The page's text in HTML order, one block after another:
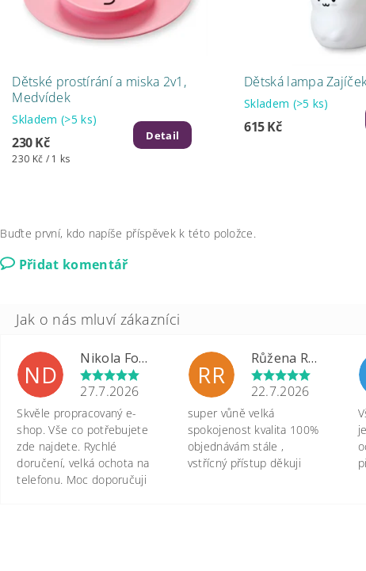
Dětské prostírání a miska 2v1,
Medvídek
Skladem (>5 ks)
230 Kč
230 Kč / 1 ks
Detail
Dětská lampa
Skladem (>5 ks)
615 Kč
Buďte první, kdo napíše příspěvek k této položce.
Přidat komentář
ND
Nikola Formánková Dvořáková
27.7.2026
Skvěle propracovaný e-
shop. Vše co potřebujete
zde najdete. Rychlé
doručení, velká ochota na
telefonu. Moc doporučuji
RR
Růžena Rypková
22.7.2026
super vůně velká
spokojenost kvalita 100%
objednávám stále ,
vstřícný přístup děkuji